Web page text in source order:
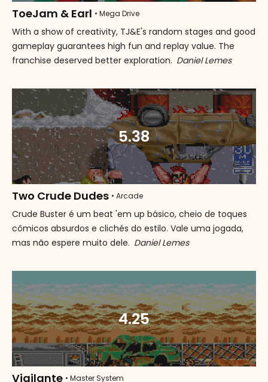
ToeJam & Earl • Mega Drive
With a show of creativity, TJ&E's random stages and good
gameplay guarantees high fun and replay value. The
franchise deserved better exploration. Daniel Lemes
5.38
Two Crude Dudes • Arcade
Crude Buster é um beat 'em up básico, cheio de toques
cômicos absurdos e clichés do estilo. Vale uma jogada,
mas não espere muito dele. Daniel Lemes
4.25
Vigilante • Master System